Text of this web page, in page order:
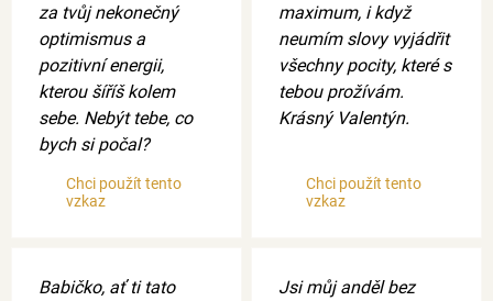
za tvůj nekonečný
optimismus a
pozitivní energii,
kterou šíříš kolem
sebe. Nebýt tebe, co
bych si počal?
Chci použít tento
vzkaz
maximum, i když
neumím slovy vyjádřit
všechny pocity, které s
tebou prožívám.
Krásný Valentýn.
Chci použít tento
vzkaz
Babičko, ať ti tato
Jsi můj anděl bez